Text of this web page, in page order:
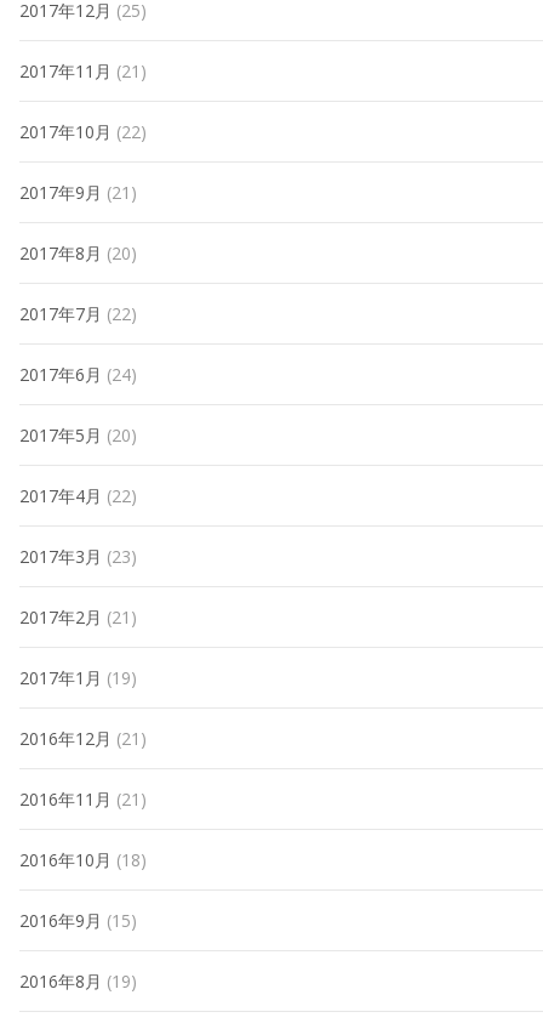
2017年12月 (25)
2017年11月 (21)
2017年10月 (22)
2017年9月 (21)
2017年8月 (20)
2017年7月 (22)
2017年6月 (24)
2017年5月 (20)
2017年4月 (22)
2017年3月 (23)
2017年2月 (21)
2017年1月 (19)
2016年12月 (21)
2016年11月 (21)
2016年10月 (18)
2016年9月 (15)
2016年8月 (19)